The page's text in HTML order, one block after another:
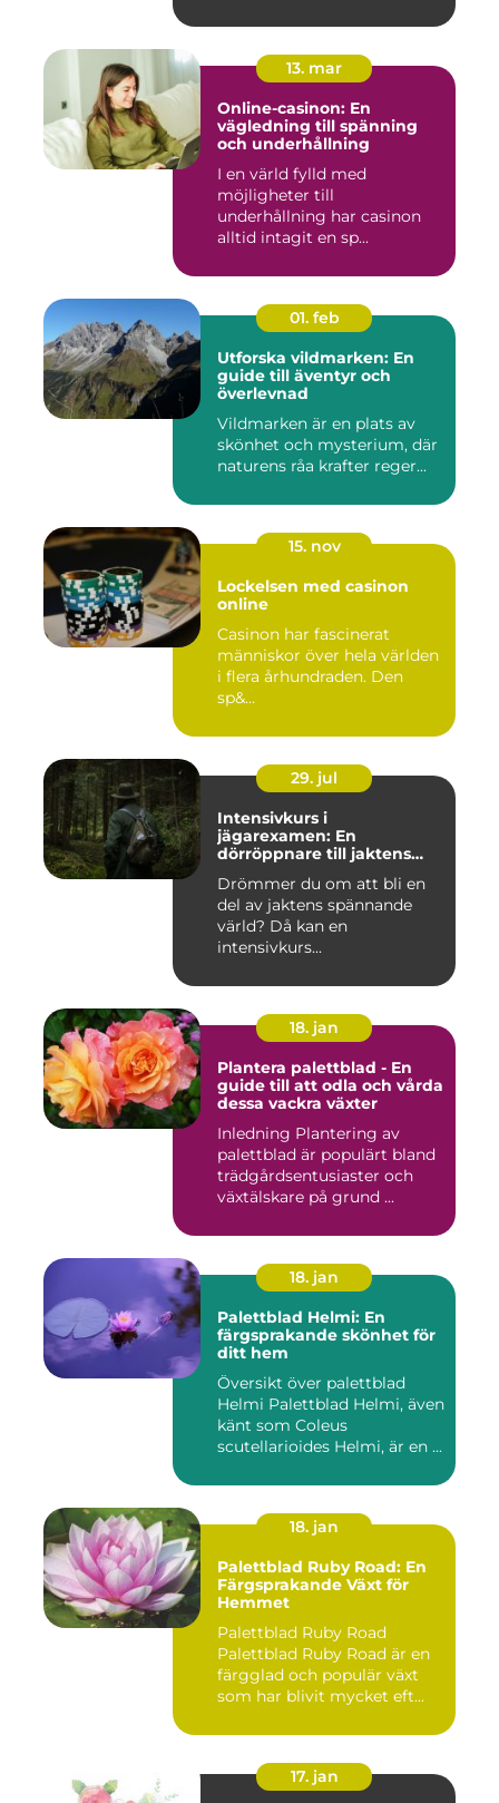
13. mar
Online-casinon: En
vägledning till spänning
och underhållning
I en värld fylld med
möjligheter till
underhållning har casinon
alltid intagit en sp...
01. feb
Utforska vildmarken: En
guide till äventyr och
överlevnad
Vildmarken är en plats av
skönhet och mysterium, där
naturens råa krafter reger...
15. nov
Lockelsen med casinon
online
Casinon har fascinerat
människor över hela världen
i flera århundraden. Den
sp&...
29. jul
Intensivkurs i
jägarexamen: En
dörröppnare till jaktens
Drömmer du om att bli en
del av jaktens spännande
värld? Då kan en
intensivkurs...
18. jan
Plantera palettblad - En
guide till att odla och vårda
dessa vackra växter
Inledning Plantering av
palettblad är populärt bland
trädgårdsentusiaster och
växtälskare på grund ...
18. jan
Palettblad Helmi: En
färgsprakande skönhet för
ditt hem
Översikt över palettblad
Helmi Palettblad Helmi, även
känt som Coleus
scutellarioides Helmi, är en ...
18. jan
Palettblad Ruby Road: En
Färgsprakande Växt för
Hemmet
Palettblad Ruby Road
Palettblad Ruby Road är en
färgglad och populär växt
som har blivit mycket eft...
17. jan